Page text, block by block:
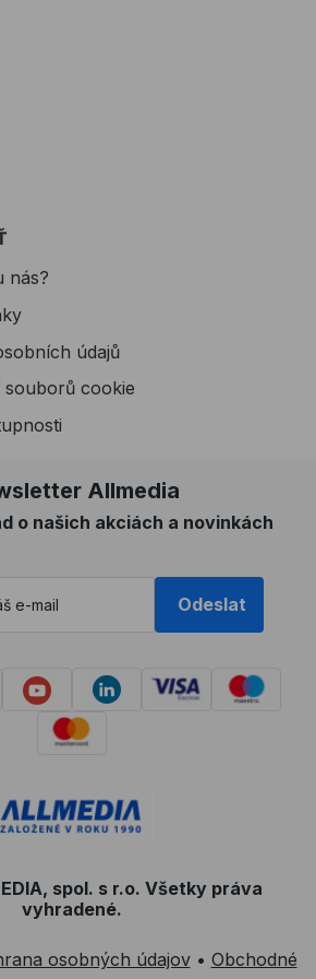
nás?
údajů
souborů cookie
Allmedia
o našich akciách a novinkách
Odeslat
spol. s r.o. Všetky práva
vyhradené.
osobných údajov• Obchodné